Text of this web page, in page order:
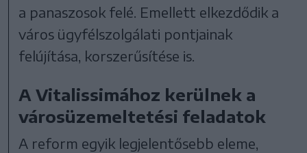
a panaszosok felé. Emellett elkezdődik a
város ügyfélszolgálati pontjainak
felújítása, korszerűsítése is.
A Vitalissimához kerülnek a
városüzemeltetési feladatok
A reform egyik legjelentősebb eleme,